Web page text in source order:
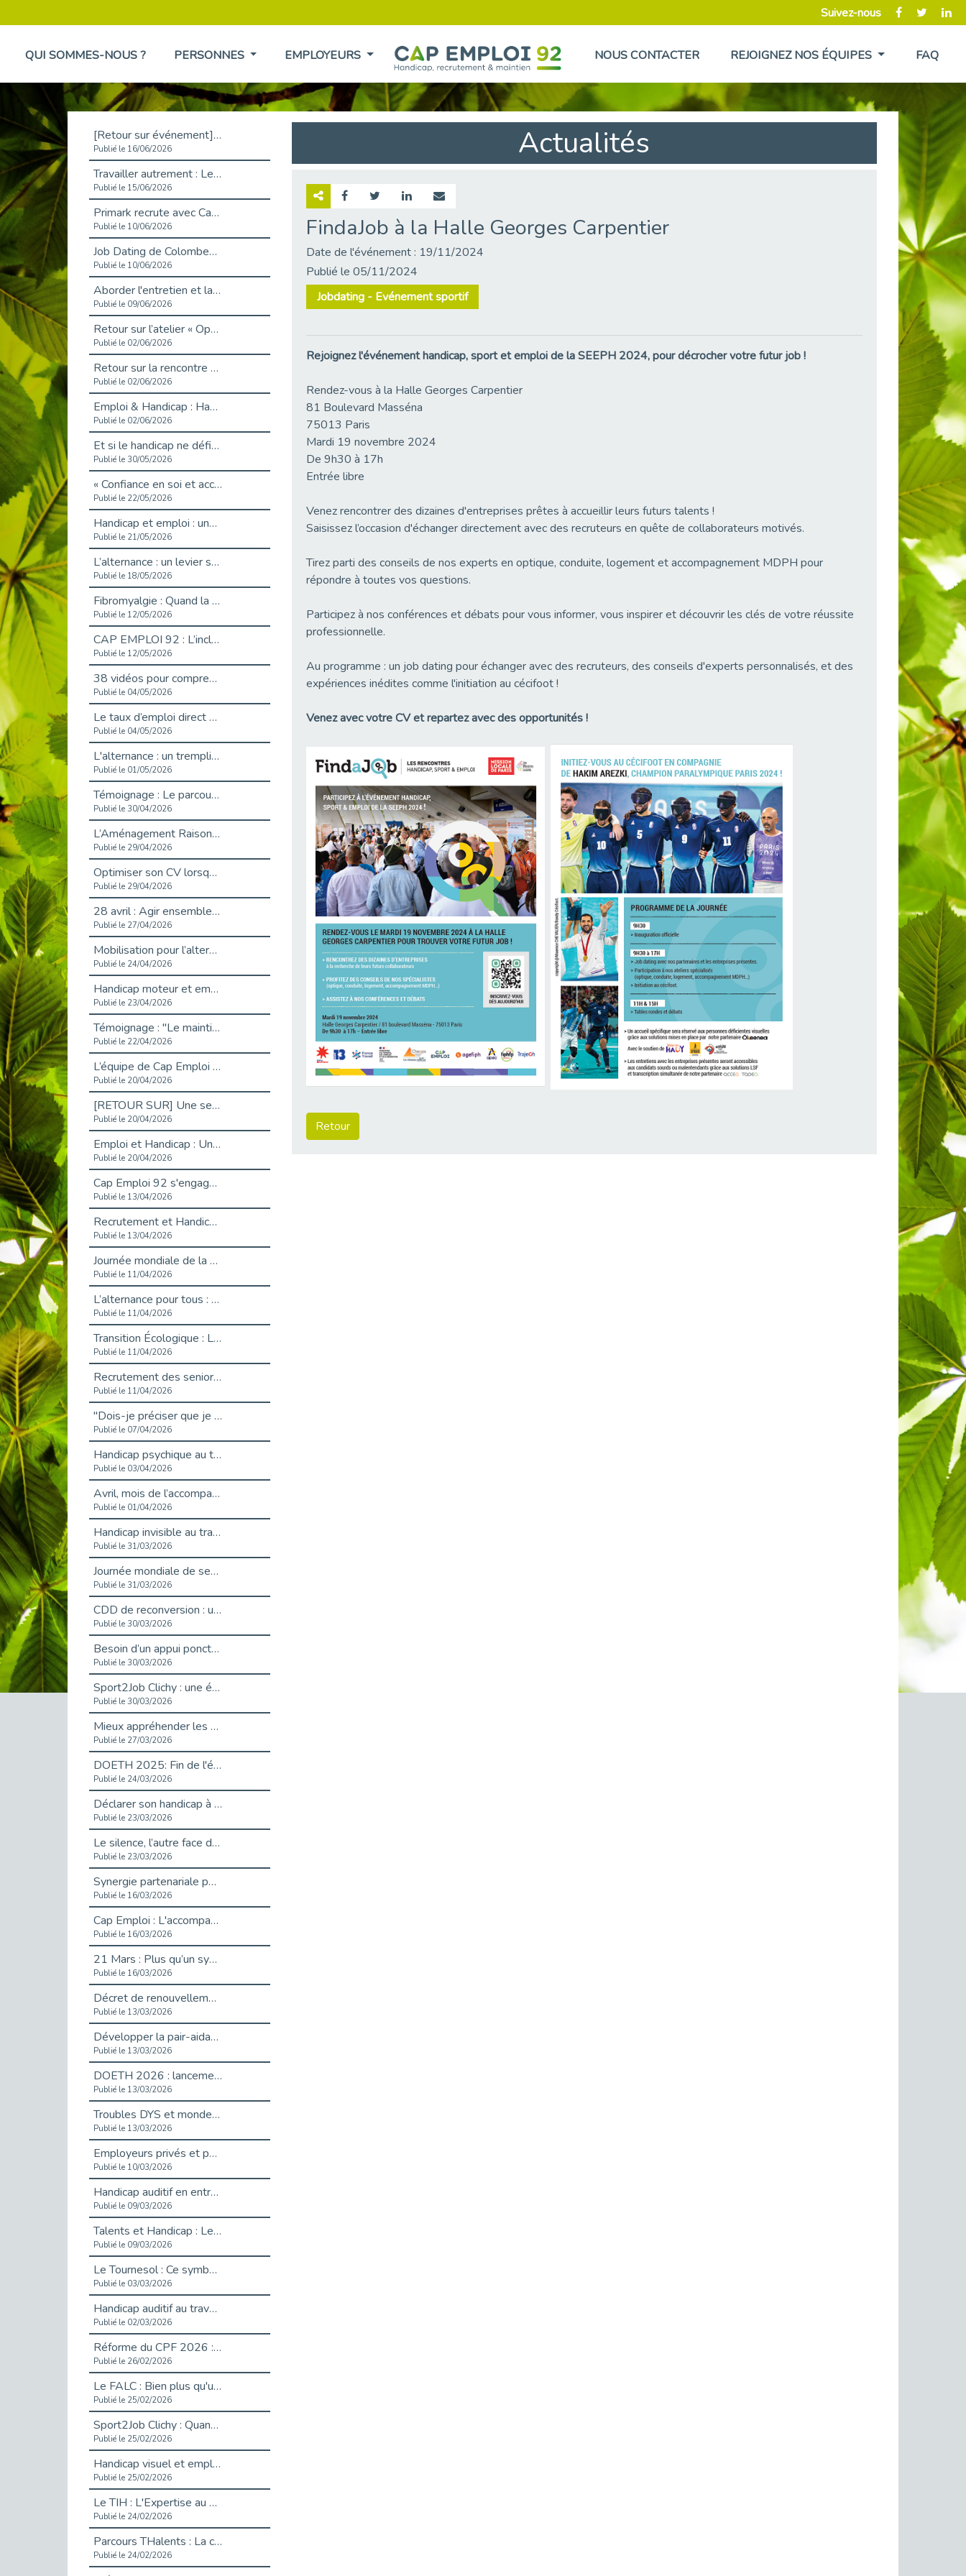
Suivez-nous
QUI SOMMES-NOUS ? PERSONNES EMPLOYEURS NOUS CONTACTER REJOIGNEZ NOS ÉQUIPES FAQ
[Retour sur événement] L'inclusion au cœur de la Place de l'Emploi à La Défense !
Publié le 16/06/2026
Travailler autrement : Le défi de l'intégration des maladies chroniques en entreprise
Publié le 15/06/2026
Primark recrute avec Cap Emploi 92, une matinée couronnée de succès !
Publié le 10/06/2026
Job Dating de Colombes – Emploi et Insertion
Publié le 10/06/2026
Aborder l'entretien et la situation de handicap en toute confiance
Publié le 09/06/2026
Retour sur l’atelier « Optimiser sa recherche d’emploi »
Publié le 02/06/2026
Retour sur la rencontre entre Cap Emploi 92 et Thales (Campus Meudon)
Publié le 02/06/2026
Emploi & Handicap : Hachette Livre et Cap emploi 92 renforcent leur collaboration
Publié le 02/06/2026
Et si le handicap ne définissait plus la carrière ?
Publié le 30/05/2026
« Confiance en soi et acceptation du handicap » : un levier puissant vers l’emploi
Publié le 22/05/2026
Handicap et emploi : une matinée pour briser les tabous
Publié le 21/05/2026
L’alternance : un levier stratégique pour recruter et inclure durablement
Publié le 18/05/2026
Fibromyalgie : Quand la douleur invisible s’invite au bureau
Publié le 12/05/2026
CAP EMPLOI 92 : L’inclusion portée à son sommet, bien au-delà des quotas
Publié le 12/05/2026
38 vidéos pour comprendre et agir durablement
Publié le 04/05/2026
Le taux d’emploi direct dans la fonction publique dépasse 6 % en 2025
Publié le 04/05/2026
L'alternance : un tremplin vers l'emploi aussi pour les personnes en situation de handicap
Publié le 01/05/2026
Témoignage : Le parcours de Marc, 44 ans
Publié le 30/04/2026
L’Aménagement Raisonnable : Un Levier pour l’Équité
Publié le 29/04/2026
Optimiser son CV lorsqu’on est en situation de handicap
Publié le 29/04/2026
28 avril : Agir ensemble pour une culture de prévention au travail
Publié le 27/04/2026
Mobilisation pour l’alternance et le handicap
Publié le 24/04/2026
Handicap moteur et emploi : réussir ses recrutements vidéo
Publié le 23/04/2026
Témoignage : "Le maintien en emploi est un investissement, pas une contrainte."
Publié le 22/04/2026
L’équipe de Cap Emploi 92 s’agrandit : Bienvenue à Charmila, Khoudia et Fadila !
Publié le 20/04/2026
[RETOUR SUR] Une session de recrutement inclusive réussie à Asnières !
Publié le 20/04/2026
Emploi et Handicap : Une alliance de style entre Cap Emploi 92 et La Cravate Solidaire
Publié le 20/04/2026
Cap Emploi 92 s'engage pour la santé mentale : La formation PSSM au cœur de l'accompagnement
Publié le 13/04/2026
Recrutement et Handicap : Et si vous testiez avant de vous engager ?
Publié le 13/04/2026
Journée mondiale de la maladie de Parkinson : Mieux comprendre pour mieux accompagner
Publié le 11/04/2026
L’alternance pour tous : Cap Emploi 92 et Seine Ouest Entreprise et Emploi mobilisés à Boulogne-Billancourt
Publié le 11/04/2026
Transition Écologique : Les Cap Emploi 75,92 et 93 s’engagent pour un Numérique Responsable
Publié le 11/04/2026
Recrutement des seniors : Un levier de transformation pour les ETI franciliennes
Publié le 11/04/2026
"Dois-je préciser que je suis handicapé sur mon CV?"
Publié le 07/04/2026
Handicap psychique au travail : et si nous changions de regard - vidéo
Publié le 03/04/2026
Avril, mois de l’accompagnement dans l’emploi avec Cap emploi.
Publié le 01/04/2026
Handicap invisible au travail : se taire ou parler? - vidéo
Publié le 31/03/2026
Journée mondiale de sensibilisation à l’autisme
Publié le 31/03/2026
CDD de reconversion : un nouveau contrat pour sécuriser le changement de métier.
Publié le 30/03/2026
Besoin d’un appui ponctuel expertise handicap ?
Publié le 30/03/2026
Sport2Job Clichy : une édition altoséquanaise avec Cap Emploi 92.
Publié le 30/03/2026
Mieux appréhender les enjeux du handicap singulier en entreprise - vidéo
Publié le 27/03/2026
DOETH 2025: Fin de l'écrêtement
Publié le 24/03/2026
Déclarer son handicap à son employeur : un levier professionnel ?
Publié le 23/03/2026
Le silence, l’autre face du recrutement : un appel au respect des candidats.
Publié le 23/03/2026
Synergie partenariale pour l'Inclusion Professionnelle chez Orange
Publié le 16/03/2026
Cap Emploi : L'accompagnement EXH c’est quoi ?
Publié le 16/03/2026
21 Mars : Plus qu’un symbole, un engagement pour l’inclusion
Publié le 16/03/2026
Décret de renouvellement de l'aide aux employeurs d'apprentis
Publié le 13/03/2026
Développer la pair-aidance en santé mentale : guide pour les employeurs
Publié le 13/03/2026
DOETH 2026 : lancement de la campagne pour les employeurs publics
Publié le 13/03/2026
Troubles DYS et monde du travail : mieux comprendre pour mieux accompagner _ vidéo
Publié le 13/03/2026
Employeurs privés et publics : vigilance face aux démarchages liés à l’OETH en 2026
Publié le 10/03/2026
Handicap auditif en entreprise, aménagements pour sécuriser la communication - vidéo
Publié le 09/03/2026
Talents et Handicap : Le Top 10 des métiers plébiscités dans les Hauts-de-Seine
Publié le 09/03/2026
Le Tournesol : Ce symbole discret qui change la vie des personnes en situation de handicap invisible
Publié le 03/03/2026
Handicap auditif au travail : rendre l’invisible accessible
Publié le 02/03/2026
Réforme du CPF 2026 : Ce qui change ce printemps pour vos droits à la formation
Publié le 26/02/2026
Le FALC : Bien plus qu'une écriture, un levier d'inclusion
Publié le 25/02/2026
Sport2Job Clichy : Quand le terrain devient le plus beau des bureaux
Publié le 25/02/2026
Handicap visuel et emploi : lever les obstacles pour révéler les - vidéo
Publié le 25/02/2026
Le TIH : L'Expertise au Service de l'Inclusion
Publié le 24/02/2026
Parcours THalents : La complémentarité au service de l'Emploi.
Publié le 24/02/2026
Actualités
FindaJob à la Halle Georges Carpentier
Date de l'événement : 19/11/2024
Publié le 05/11/2024
Jobdating - Evénement sportif
Rejoignez l'événement handicap, sport et emploi de la SEEPH 2024, pour décrocher votre futur job !
Rendez-vous à la Halle Georges Carpentier
81 Boulevard Masséna
75013 Paris
Mardi 19 novembre 2024
De 9h30 à 17h
Entrée libre
Venez rencontrer des dizaines d'entreprises prêtes à accueillir leurs futurs talents !
Saisissez l’occasion d'échanger directement avec des recruteurs en quête de collaborateurs motivés.
Tirez parti des conseils de nos experts en optique, conduite, logement et accompagnement MDPH pour
répondre à toutes vos questions.
Participez à nos conférences et débats pour vous informer, vous inspirer et découvrir les clés de votre réussite
professionnelle.
Au programme : un job dating pour échanger avec des recruteurs, des conseils d'experts personnalisés, et des
expériences inédites comme l'initiation au cécifoot !
Venez avec votre CV et repartez avec des opportunités !
Retour